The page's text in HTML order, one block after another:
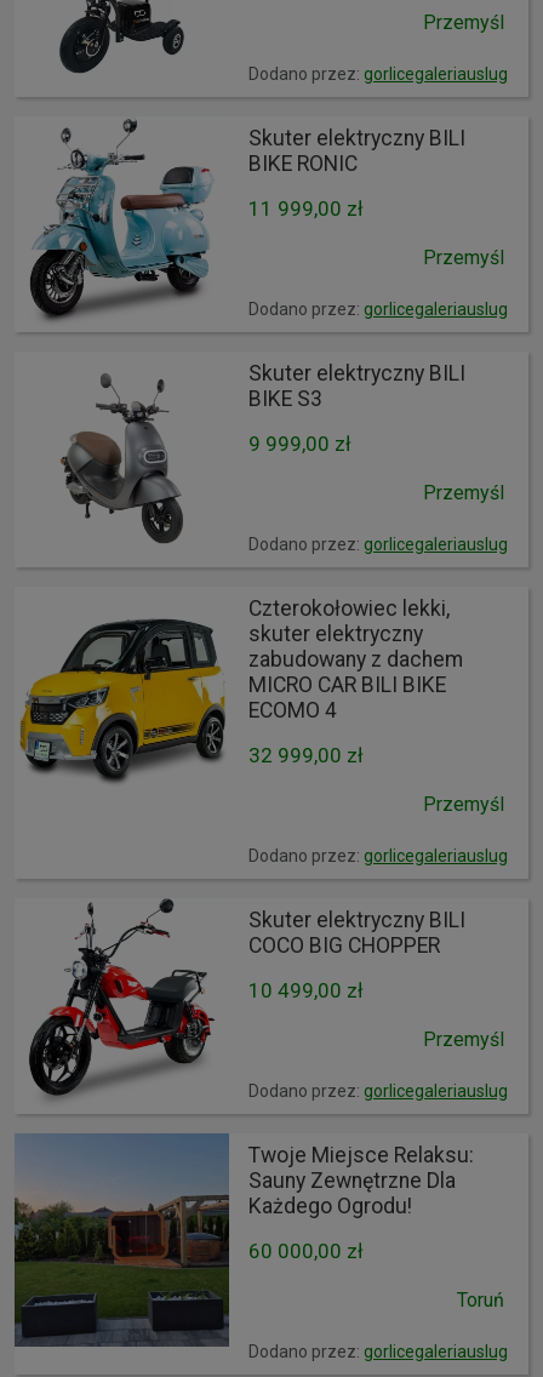
Przemyśl
Dodano przez: gorlicegaleriauslug
Skuter elektryczny BILI
BIKE RONIC
11 999,00 zł
Przemyśl
Dodano przez: gorlicegaleriauslug
Skuter elektryczny BILI
BIKE S3
9 999,00 zł
Przemyśl
Dodano przez: gorlicegaleriauslug
Czterokołowiec lekki,
skuter elektryczny
zabudowany z dachem
MICRO CAR BILI BIKE
ECOMO 4
32 999,00 zł
Przemyśl
Dodano przez: gorlicegaleriauslug
Skuter elektryczny BILI
COCO BIG CHOPPER
10 499,00 zł
Przemyśl
Dodano przez: gorlicegaleriauslug
Twoje Miejsce Relaksu:
Sauny Zewnętrzne Dla
Każdego Ogrodu!
60 000,00 zł
Toruń
Dodano przez: gorlicegaleriauslug